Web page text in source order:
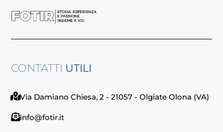
CONTATTI UTILI
Via Damiano Chiesa, 2 - 21057 - Olgiate Olona (VA)
info@fotir.it